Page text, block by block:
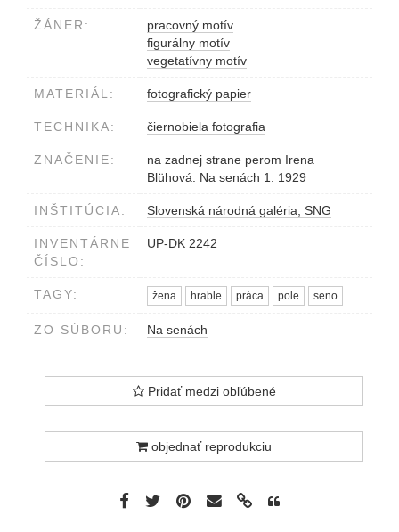
ŽÁNER:
pracovný motív
figurálny motív
vegetatívny motív
MATERIÁL: fotografický papier
TECHNIKA: čiernobiela fotografia
ZNAČENIE:
na zadnej strane perom Irena
Blühová: Na senách 1. 1929
INŠTITÚCIA: Slovenská národná galéria, SNG
INVENTÁRNE
ČÍSLO:
UP-DK 2242
TAGY: žena hrable práca pole seno
ZO SÚBORU: Na senách
Pridať medzi obľúbené
objednať reprodukciu